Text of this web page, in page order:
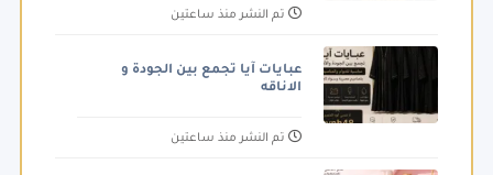
تم النشر منذ ساعتين
عبايات آيا تجمع بين الجودة و
الاناقه
تم النشر منذ ساعتين